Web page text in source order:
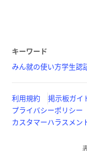
キーワード
みん就の使い方学生認
利用規約 掲示板ガイ
プライバシーポリシー
カスタマーハラスメン